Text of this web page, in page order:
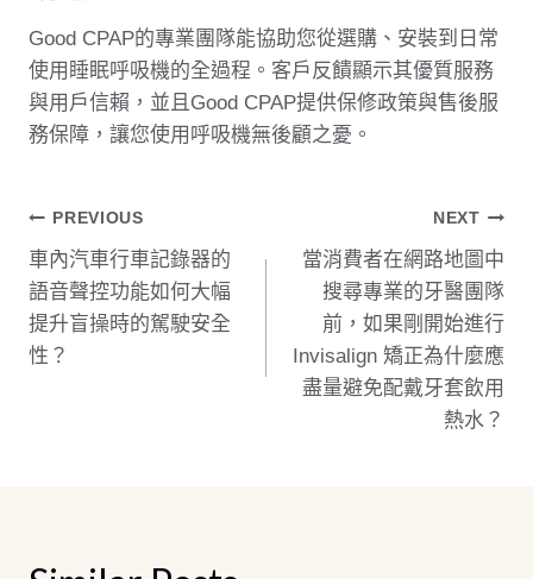
Good CPAP的專業團隊能協助您從選購、安裝到日常
使用睡眠呼吸機的全過程。客戶反饋顯示其優質服務
與用戶信賴，並且Good CPAP提供保修政策與售後服
務保障，讓您使用呼吸機無後顧之憂。
文
章
導
覽
PREVIOUS
車內汽車行車記錄器的
語音聲控功能如何大幅
提升盲操時的駕駛安全
性？
NEXT
當消費者在網路地圖中
搜尋專業的牙醫團隊
前，如果剛開始進行
Invisalign 矯正為什麼應
盡量避免配戴牙套飲用
熱水？